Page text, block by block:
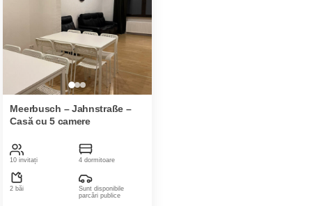
Meerbusch – Jahnstraße –
Casă cu 5 camere
10 invitați 4 dormitoare
2 băi
Sunt disponibile
parcări publice